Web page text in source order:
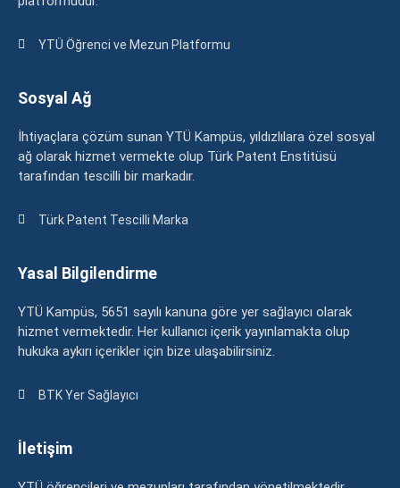
YTÜ Öğrenci ve Mezun Platformu
Sosyal Ağ
İhtiyaçlara çözüm sunan YTÜ Kampüs, yıldızlılara özel sosyal
ağ olarak hizmet vermekte olup Türk Patent Enstitüsü
tarafından tescilli bir markadır.
Türk Patent Tescilli Marka
Yasal Bilgilendirme
YTÜ Kampüs, 5651 sayılı kanuna göre yer sağlayıcı olarak
hizmet vermektedir. Her kullanıcı içerik yayınlamakta olup
hukuka aykırı içerikler için bize ulaşabilirsiniz.
BTK Yer Sağlayıcı
İletişim